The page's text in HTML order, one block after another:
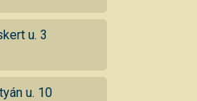
u. 3
u. 10